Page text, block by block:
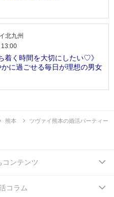
北九州
13:00
着く時間を大切にしたい♡》
に過ごせる毎日が理想の男女
熊本 ツヴァイ熊本の婚活パーティー
コンテンツ
コラム